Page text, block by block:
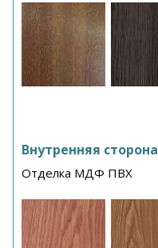
Внутренняя сторона
Отделка МДФ ПВХ